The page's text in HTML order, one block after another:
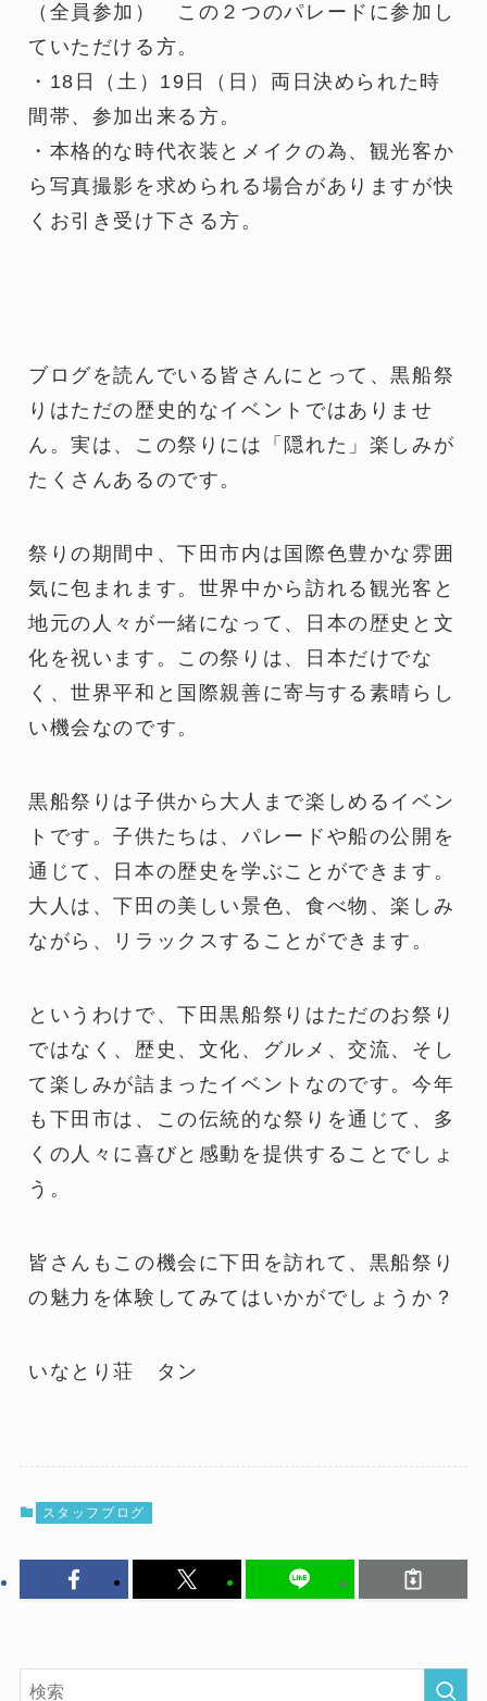
（全員参加） この２つのパレードに参加し
ていただける方。
・18日（土）19日（日）両日決められた時
間帯、参加出来る方。
・本格的な時代衣装とメイクの為、観光客か
ら写真撮影を求められる場合がありますが快
くお引き受け下さる方。
ブログを読んでいる皆さんにとって、黒船祭
りはただの歴史的なイベントではありませ
ん。実は、この祭りには「隠れた」楽しみが
たくさんあるのです。
祭りの期間中、下田市内は国際色豊かな雰囲
気に包まれます。世界中から訪れる観光客と
地元の人々が一緒になって、日本の歴史と文
化を祝います。この祭りは、日本だけでな
く、世界平和と国際親善に寄与する素晴らし
い機会なのです。
黒船祭りは子供から大人まで楽しめるイベン
トです。子供たちは、パレードや船の公開を
通じて、日本の歴史を学ぶことができます。
大人は、下田の美しい景色、食べ物、楽しみ
ながら、リラックスすることができます。
というわけで、下田黒船祭りはただのお祭り
ではなく、歴史、文化、グルメ、交流、そし
て楽しみが詰まったイベントなのです。今年
も下田市は、この伝統的な祭りを通じて、多
くの人々に喜びと感動を提供することでしょ
う。
皆さんもこの機会に下田を訪れて、黒船祭り
の魅力を体験してみてはいかがでしょうか？
いなとり荘 タン
スタッフブログ